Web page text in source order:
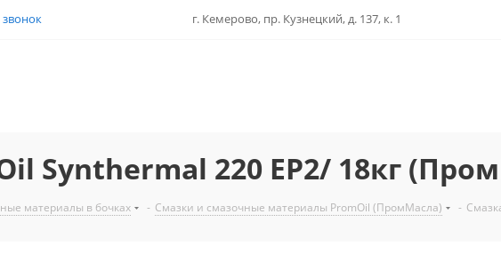
звонок г. Кемерово, пр. Кузнецкий, д. 137, к. 1
Synthermal 220 EP2/ 18кг
материалы в бочках - Смазки и смазочные материалы PromOil (ПромМасла) -